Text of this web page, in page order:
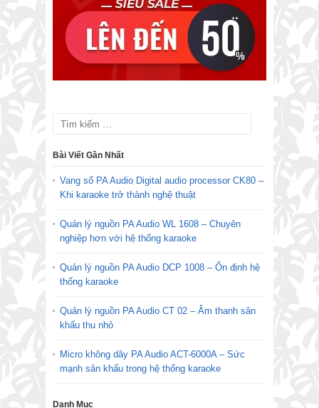
Bài Viết Gần Nhất
Vang số PA Audio Digital audio processor CK80 –
Khi karaoke trở thành nghệ thuật
Quản lý nguồn PA Audio WL 1608 – Chuyên
nghiệp hơn với hệ thống karaoke
Quản lý nguồn PA Audio DCP 1008 – Ổn định hệ
thống karaoke
Quản lý nguồn PA Audio CT 02 – Âm thanh sân
khấu thu nhỏ
Micro không dây PA Audio ACT-6000A – Sức
mạnh sân khấu trong hệ thống karaoke
Danh Mục